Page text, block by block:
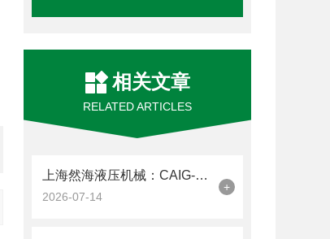
相关文章
RELATED ARTICLES
上海然海液压机械：CAIG-LGN抗衡阀的品质之选——实测数据解析
2026-07-14
+